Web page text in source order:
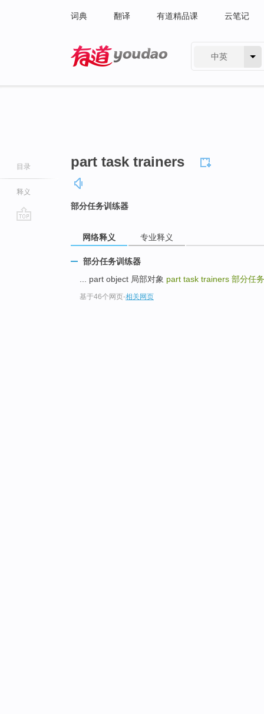
词典 翻译 有道精品课 云笔记
中英
目录
释义
part task trainers
部分任务训练器
网络释义 专业释义
部分任务训练器
... part object 局部对象 part task trainers 部分任
基于46个网页-相关网页